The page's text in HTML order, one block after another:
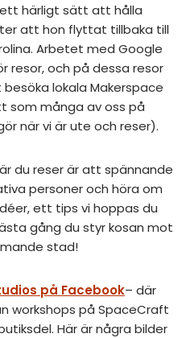
härligt sätt att hålla
att hon flyttat tillbaka till
Arbetet med Google
resor, och på dessa resor
lokala Makerspace
som många av oss på
när vi är ute och reser).
du reser är att spännande
personer och höra om
ett tips vi hoppas du
gång du styr kosan mot
stad!
på Facebook– där
workshops på SpaceCraft
Här är några bilder